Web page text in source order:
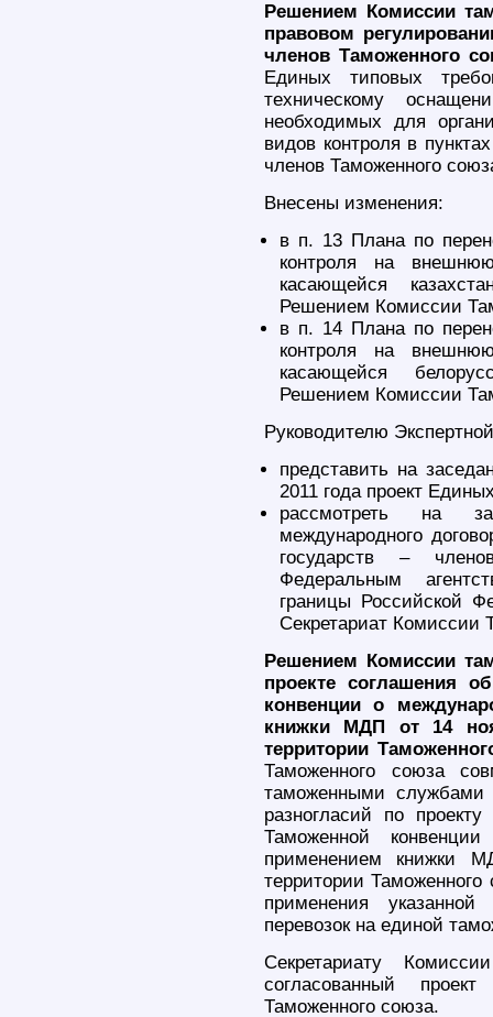
Решением Комиссии
правовом
членов Таможенного
Единых типовых
техническому
необходимых для
видов контроля в
членов Таможенного
Внесены изменения:
в п. 13 Плана по
контроля на
касающейся
Решением Комиссии
в п. 14 Плана по
контроля на
касающейся
Решением Комиссии
Руководителю
представить на
2011 года проект
рассмотреть на
международного
государств –
Федеральным
границы Российской
Секретариат Комиссии
Решением Комиссии
проекте соглашения
конвенции о
книжки МДП от 14
территории
Таможенного союза
таможенными
разногласий по
Таможенной
применением книжки
территории
применения
перевозок на единой
Секретариату
согласованный
Таможенного союза.